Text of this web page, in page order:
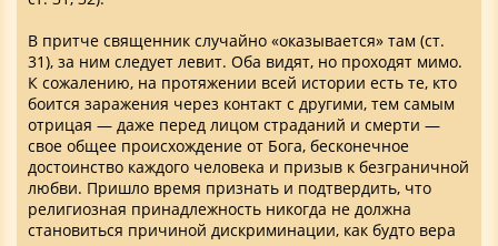
В притче священник случайно «оказывается» там (ст.
31), за ним следует левит. Оба видят, но проходят мимо.
К сожалению, на протяжении всей истории есть те, кто
боится заражения через контакт с другими, тем самым
отрицая — даже перед лицом страданий и смерти —
свое общее происхождение от Бога, бесконечное
достоинство каждого человека и призыв к безграничной
любви. Пришло время признать и подтвердить, что
религиозная принадлежность никогда не должна
становиться причиной дискриминации, как будто вера